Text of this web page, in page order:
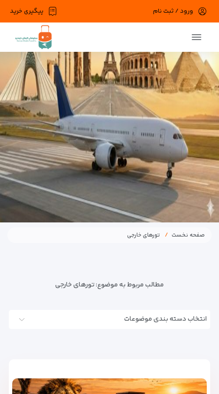
پیگیری خرید ورود / ثبت نام
صفحه نخست تورهای خارجی
مطالب مربوط به موضوع:تورهای خارجی
انتخاب دسته بندی موضوعات